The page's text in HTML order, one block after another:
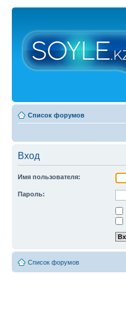
Список форумов
Вход
Имя пользователя:
Пароль:
Список форумов